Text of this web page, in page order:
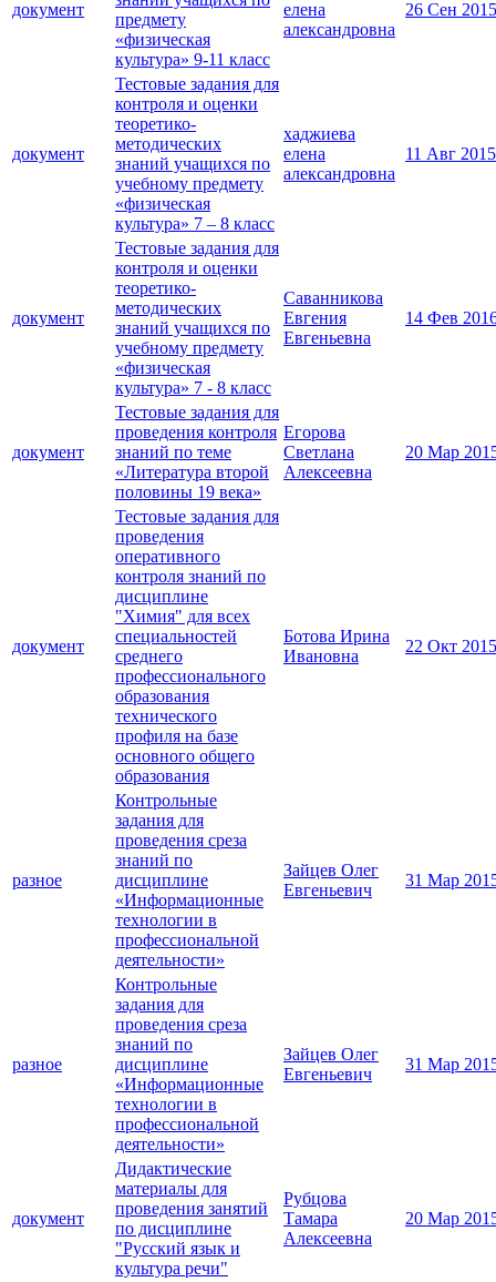
документ
предмету
«физическая
культура» 9-11 класс
елена
александровна
26 Сен 2015
документ
Тестовые задания для
контроля и оценки
теоретико-
методических
знаний учащихся по
учебному предмету
«физическая
культура» 7 – 8 класс
хаджиева
елена
александровна
11 Авг 2015
документ
Тестовые задания для
контроля и оценки
теоретико-
методических
знаний учащихся по
учебному предмету
«физическая
культура» 7 - 8 класс
Саванникова
Евгения
Евгеньевна
14 Фев
документ
Тестовые задания для
проведения контроля
знаний по теме
«Литература второй
половины 19 века»
Егорова
Светлана
Алексеевна
20 Мар
документ
Тестовые задания для
проведения
оперативного
контроля знаний по
дисциплине
"Химия" для всех
специальностей
среднего
профессионального
образования
технического
профиля на базе
основного общего
образования
Ботова Ирина
Ивановна
22 Окт 2015
разное
Контрольные
задания для
проведения среза
знаний по
дисциплине
«Информационные
технологии в
профессиональной
деятельности»
Зайцев Олег
Евгеньевич
31 Мар
разное
Контрольные
задания для
проведения среза
знаний по
дисциплине
«Информационные
технологии в
профессиональной
деятельности»
Зайцев Олег
Евгеньевич
31 Мар
документ
Дидактические
материалы для
проведения занятий
по дисциплине
"Русский язык и
культура речи"
Рубцова
Тамара
Алексеевна
20 Мар